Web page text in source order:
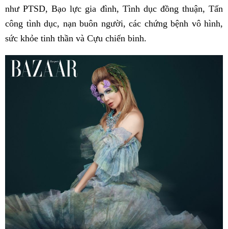
như PTSD, Bạo lực gia đình, Tình dục đồng thuận, Tấn
công tình dục, nạn buôn người, các chứng bệnh vô hình,
sức khỏe tinh thần và Cựu chiến binh.